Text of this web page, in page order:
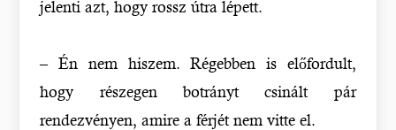
jelenti azt, hogy rossz útra lépett.
– Én nem hiszem. Régebben is előfordult,
hogy részegen botrányt csinált pár
rendezvényen, amire a férjét nem vitte el.